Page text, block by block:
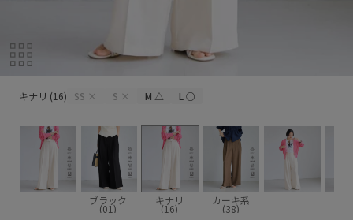
キナリ (16) SS × S × M △ L ○
ブラック
(01)
キナリ
(16)
カーキ系
(38)